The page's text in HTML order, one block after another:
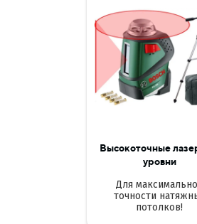
Высокоточные
уровни
Для
точности
потолков!